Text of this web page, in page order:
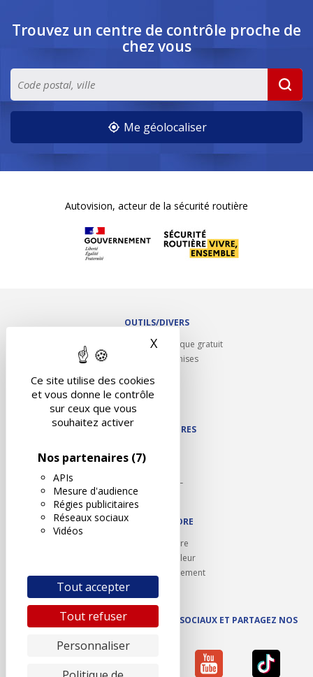
Ce site utilise des cookies
et vous donne le contrôle
sur ceux que vous
souhaitez activer
Nos partenaires (7)
APIs
Mesure d'audience
Régies publicitaires
Réseaux sociaux
Vidéos
Tout accepter
Tout refuser
Personnaliser
X Masquer le bandeau des
Trouvez un centre de contrôle proche de
chez vous
Me géolocaliser
Autovision, acteur de la sécurité routière
OUTILS/DIVERS
Rappel contrôle technique gratuit
Partenariats/Remises
Contact
NOS PARTENAIRES
Autodidact
Karoil
Autovision PL
Motovision
NOUS REJOINDRE
Ouvrir un centre
Devenez contrôleur
Carrières et recrutement
SUIVEZ AUTOVISION SUR LES RÉSEAUX SOCIAUX ET PARTAGEZ NOS